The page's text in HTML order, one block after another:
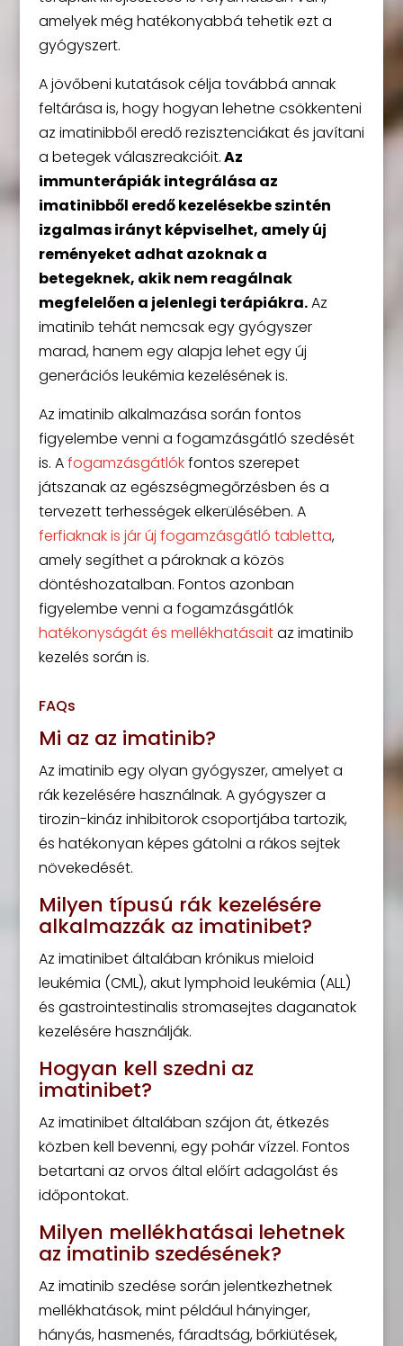
amelyek még hatékonyabbá tehetik ezt a
gyógyszert.
A jövőbeni kutatások célja továbbá annak
feltárása is, hogy hogyan lehetne csökkenteni
az imatinibből eredő rezisztenciákat és javítani
a betegek válaszreakcióit.Az
immunterápiák integrálása az
imatinibből eredő kezelésekbe szintén
izgalmas irányt képviselhet, amely új
reményeket adhat azoknak a
betegeknek, akik nem reagálnak
megfelelően a jelenlegi terápiákra.Az
imatinib tehát nemcsak egy gyógyszer
marad, hanem egy alapja lehet egy új
generációs leukémia kezelésének is.
Az imatinib alkalmazása során fontos
figyelembe venni a fogamzásgátló szedését
is. Afogamzásgátlókfontos szerepet
játszanak az egészségmegőrzésben és a
tervezett terhességek elkerülésében. A
ferfiaknak is jár új fogamzásgátló tabletta,
amely segíthet a pároknak a közös
döntéshozatalban. Fontos azonban
figyelembe venni a fogamzásgátlók
hatékonyságát és mellékhatásaitaz imatinib
kezelés során is.
FAQs
Mi az az imatinib?
Az imatinib egy olyan gyógyszer, amelyet a
rák kezelésére használnak. A gyógyszer a
tirozin-kináz inhibitorok csoportjába tartozik,
és hatékonyan képes gátolni a rákos sejtek
növekedését.
Milyen típusú rák kezelésére
alkalmazzák az imatinibet?
Az imatinibet általában krónikus mieloid
leukémia (CML), akut lymphoid leukémia (ALL)
és gastrointestinalis stromasejtes daganatok
kezelésére használják.
Hogyan kell szedni az
imatinibet?
Az imatinibet általában szájon át, étkezés
közben kell bevenni, egy pohár vízzel. Fontos
betartani az orvos által előírt adagolást és
időpontokat.
Milyen mellékhatásai lehetnek
az imatinib szedésének?
Az imatinib szedése során jelentkezhetnek
mellékhatások, mint például hányinger,
hányás, hasmenés, fáradtság, bőrkiütések,